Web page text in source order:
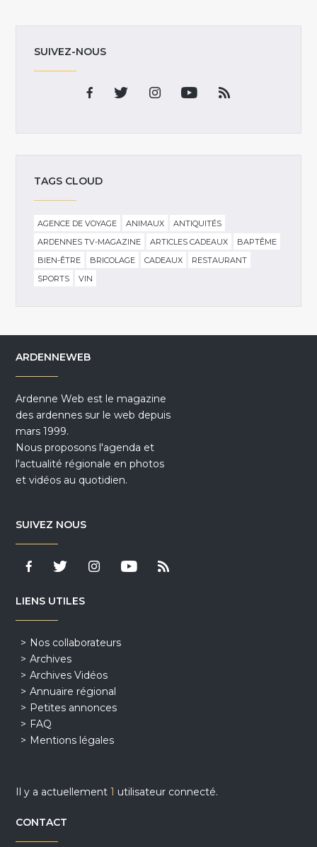
SUIVEZ-NOUS
TAGS CLOUD
AGENCE DE VOYAGE ANIMAUX
ANTIQUITÉS
ARDENNES TV-MAGAZINE
ARTICLES CADEAUX
BAPTÊME
BIEN-ÊTRE
BRICOLAGE CADEAUX
RESTAURANT
SPORTS
VIN
ARDENNEWEB
Ardenne Web est le magazine
des ardennes sur le web depuis
mars 1999.
Nous proposons l'agenda et
l'actualité régionale en photos
et vidéos au quotidien.
SUIVEZ NOUS
LIENS UTILES
Nos collaborateurs
Archives
Archives Vidéos
Annuaire régional
Petites annonces
FAQ
Mentions légales
Il y a actuellement1 utilisateur connecté.
CONTACT